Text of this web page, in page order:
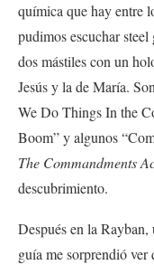
química que hay entre
pudimos escuchar
dos mástiles con un
Jesús y la de María.
We Do Things In the
Boom” y algunos
The Commandments
descubrimiento.
Después en la
guía me sorprendió ver